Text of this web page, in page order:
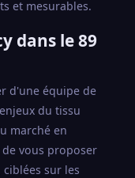
et mesurables.
dans le 89
d'une équipe de
du tissu
marché en
vous proposer
sur les